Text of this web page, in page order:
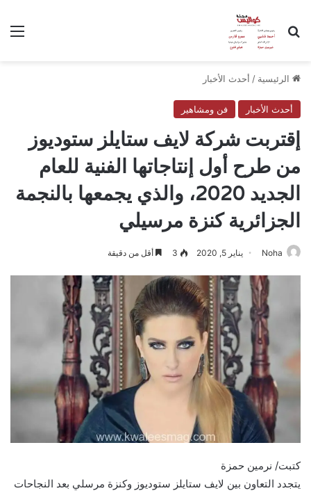
بحث عن
الرئيسية / أحدث الأخبار
أحدث الأخبار فن ومشاهير
إقتربت شركة لايف ستايلز ستوديوز
من طرح أول إنتاجاتها الفنية للعام
الجديد 2020، والذي يجمعها بالنجمة
الجزائرية كنزة مرسيلي
Noha يناير 5, 2020 3 أقل من دقيقة
كتبت/ نرمين حمزة
يتجدد التعاون بين لايف ستايلز ستوديوز وكنزة مرسلي بعد النجاحات